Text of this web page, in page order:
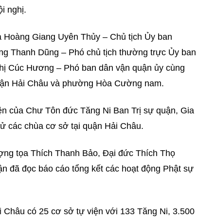
nghị.
Giang Uyên Thủy – Chủ tịch Ủy ban
Thanh Dũng – Phó chủ tịch thường trực Ủy ban
Cúc Hương – Phó ban dân vận quận ủy cùng
Hải Châu và phường Hòa Cường nam.
của Chư Tôn đức Tăng Ni Ban Trị sự quận, Gia
các chùa cơ sở tại quận Hải Châu.
tọa Thích Thanh Bảo, Đại đức Thích Thọ
đã đọc báo cáo tổng kết các hoạt động Phật sự
Châu có 25 cơ sở tự viện với 133 Tăng Ni, 3.500